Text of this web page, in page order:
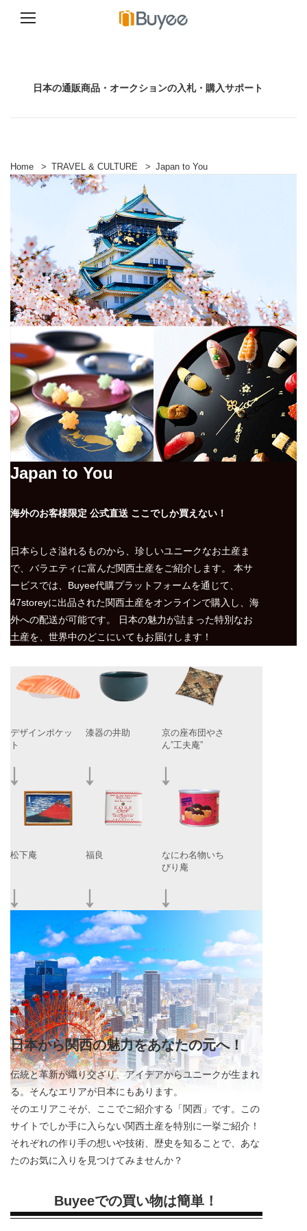
日本の通販商品・オークションの入札・購入サポート
Home > TRAVEL & CULTURE > Japan to You
Japan to You
海外のお客様限定 公式直送 ここでしか買えない！
日本らしさ溢れるものから、珍しいユニークなお土産ま
で、バラエティに富んだ関西土産をご紹介します。 本サ
ービスでは、Buyee代購プラットフォームを通じて、
47storeyに出品された関西土産をオンラインで購入し、海
外への配送が可能です。 日本の魅力が詰まった特別なお
土産を、世界中のどこにいてもお届けします！
デザインポケッ
ト
漆器の井助
京の座布団やさ
ん”工夫庵”
松下庵 福良
なにわ名物いち
びり庵
日本から関西の魅力をあなたの元へ！
伝統と革新が織り交ざり、アイデアからユニークが生まれ
る。そんなエリアが日本にもあります。
そのエリアこそが、ここでご紹介する「関西」です。この
サイトでしか手に入らない関西土産を特別に一挙ご紹介！
それぞれの作り手の想いや技術、歴史を知ることで、あな
たのお気に入りを見つけてみませんか？
Buyeeでの買い物は簡単！